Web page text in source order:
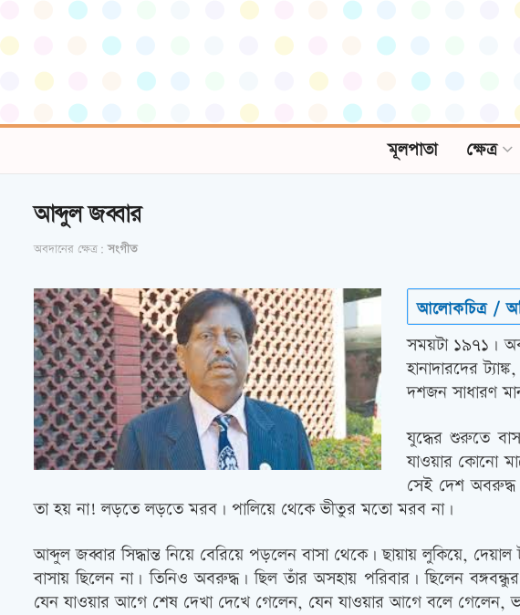
মূলপাতা ক্ষেত্র
আব্দুল জব্বার
অবদানের ক্ষেত্র: সংগীত
আলোকচিত্র /
সময়টা ১৯৭১।
হানাদারদের
দশজন সাধারণ
যুদ্ধের শুরুতে
যাওয়ার কোনো
সেই দেশ
তা হয় না! লড়তে লড়তে মরব। পালিয়ে থেকে ভীতুর মতো মরব না।
আব্দুল জব্বার সিদ্ধান্ত নিয়ে বেরিয়ে পড়লেন বাসা থেকে। ছায়ায় লুকিয়ে,
বাসায় ছিলেন না। তিনিও অবরুদ্ধ। ছিল তাঁর অসহায় পরিবার। ছিলেন
যেন যাওয়ার আগে শেষ দেখা দেখে গেলেন, যেন যাওয়ার আগে বলে